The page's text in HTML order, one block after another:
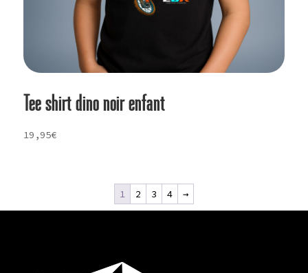
Tee shirt dino noir enfant
19,95€
1 2 3 4 →